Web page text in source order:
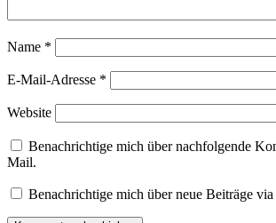
Name *
E-Mail-Adresse *
Website
Benachrichtige mich über nachfolgende
Mail.
Benachrichtige mich über neue Beiträge